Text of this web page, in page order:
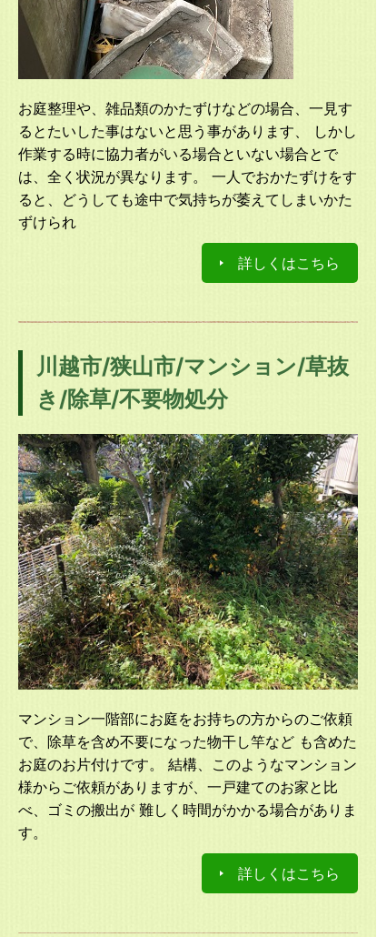
お庭整理や、雑品類のかたずけなどの場合、一見す
るとたいした事はないと思う事があります、 しかし
作業する時に協力者がいる場合といない場合とで
は、全く状況が異なります。 一人でおかたずけをす
ると、どうしても途中で気持ちが萎えてしまいかた
ずけられ
詳しくはこちら
川越市/狭山市/マンション/草抜
き/除草/不要物処分
マンション一階部にお庭をお持ちの方からのご依頼
で、除草を含め不要になった物干し竿など も含めた
お庭のお片付けです。 結構、このようなマンション
様からご依頼がありますが、一戸建てのお家と比
べ、ゴミの搬出が 難しく時間がかかる場合がありま
す。
詳しくはこちら